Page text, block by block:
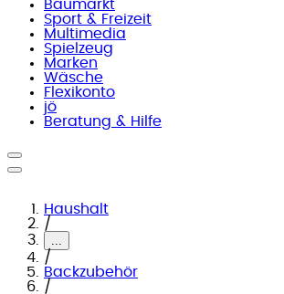
Baumarkt
Sport & Freizeit
Multimedia
Spielzeug
Marken
Wäsche
Flexikonto
jö
Beratung & Hilfe
Haushalt
/
...
/
Backzubehör
/